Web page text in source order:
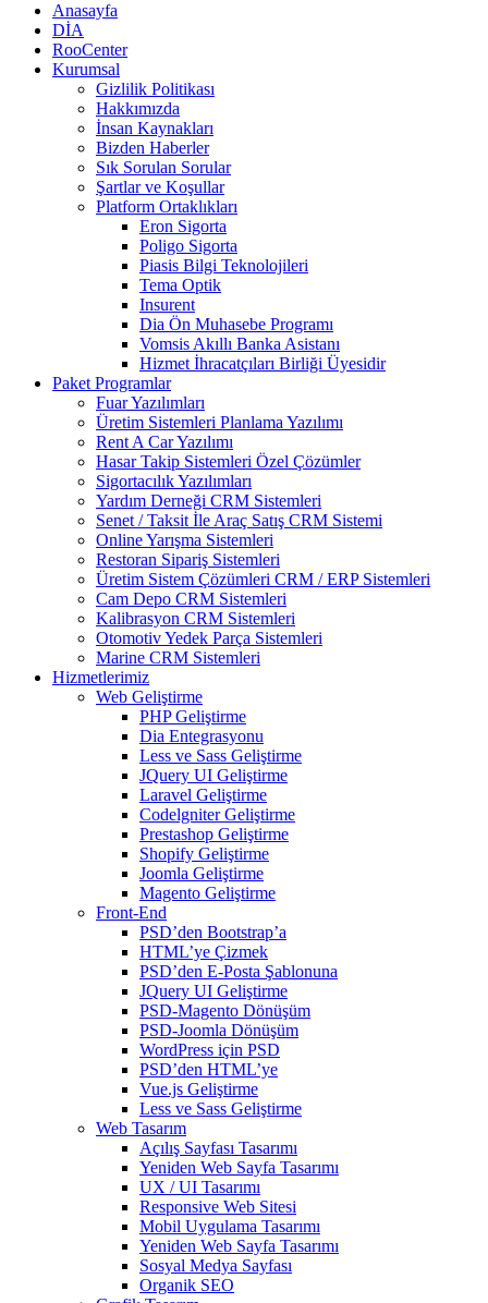
Anasayfa
DİA
RooCenter
Kurumsal
Gizlilik Politikası
Hakkımızda
İnsan Kaynakları
Bizden Haberler
Sık Sorulan Sorular
Şartlar ve Koşullar
Platform Ortaklıkları
Eron Sigorta
Poligo Sigorta
Piasis Bilgi Teknolojileri
Tema Optik
Insurent
Dia Ön Muhasebe Programı
Vomsis Akıllı Banka Asistanı
Hizmet İhracatçıları Birliği Üyesidir
Paket Programlar
Fuar Yazılımları
Üretim Sistemleri Planlama Yazılımı
Rent A Car Yazılımı
Hasar Takip Sistemleri Özel Çözümler
Sigortacılık Yazılımları
Yardım Derneği CRM Sistemleri
Senet / Taksit İle Araç Satış CRM Sistemi
Online Yarışma Sistemleri
Restoran Sipariş Sistemleri
Üretim Sistem Çözümleri CRM / ERP Sistemleri
Cam Depo CRM Sistemleri
Kalibrasyon CRM Sistemleri
Otomotiv Yedek Parça Sistemleri
Marine CRM Sistemleri
Hizmetlerimiz
Web Geliştirme
PHP Geliştirme
Dia Entegrasyonu
Less ve Sass Geliştirme
JQuery UI Geliştirme
Laravel Geliştirme
Codelgniter Geliştirme
Prestashop Geliştirme
Shopify Geliştirme
Joomla Geliştirme
Magento Geliştirme
Front-End
PSD’den Bootstrap’a
HTML’ye Çizmek
PSD’den E-Posta Şablonuna
JQuery UI Geliştirme
PSD-Magento Dönüşüm
PSD-Joomla Dönüşüm
WordPress için PSD
PSD’den HTML’ye
Vue.js Geliştirme
Less ve Sass Geliştirme
Web Tasarım
Açılış Sayfası Tasarımı
Yeniden Web Sayfa Tasarımı
UX / UI Tasarımı
Responsive Web Sitesi
Mobil Uygulama Tasarımı
Yeniden Web Sayfa Tasarımı
Sosyal Medya Sayfası
Organik SEO